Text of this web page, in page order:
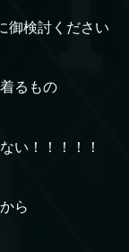
御検討ください
るもの
い！！！！！
ら